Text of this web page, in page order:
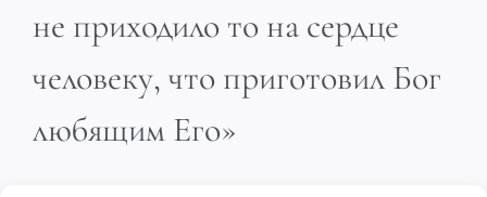
человеку, что приготовил Бог
любящим Его»
1 Кор. 2:9